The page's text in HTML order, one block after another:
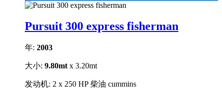
Pursuit 300 express fisherman
年: 2003
大小: 9.80mt x 3.20mt
发动机: 2 x 250 HP 柴油 cummins